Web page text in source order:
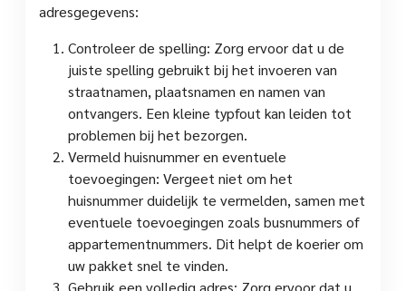
adresgegevens:
Controleer de spelling: Zorg ervoor dat u de
juiste spelling gebruikt bij het invoeren van
straatnamen, plaatsnamen en namen van
ontvangers. Een kleine typfout kan leiden tot
problemen bij het bezorgen.
Vermeld huisnummer en eventuele
toevoegingen: Vergeet niet om het
huisnummer duidelijk te vermelden, samen met
eventuele toevoegingen zoals busnummers of
appartementnummers. Dit helpt de koerier om
uw pakket snel te vinden.
Gebruik een volledig adres: Zorg ervoor dat u